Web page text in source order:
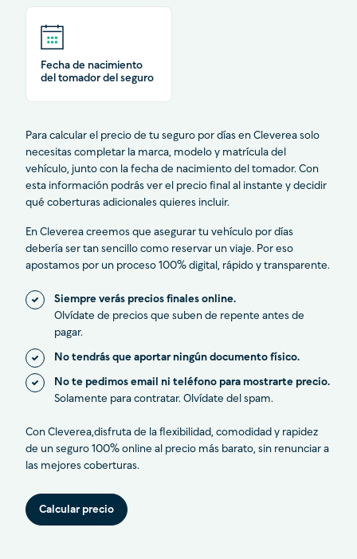
Fecha de nacimiento
del tomador del seguro
Para calcular el precio de tu seguro por días en Cleverea solo
necesitas completar la marca, modelo y matrícula del
vehículo, junto con la fecha de nacimiento del tomador. Con
esta información podrás ver el precio final al instante y decidir
qué coberturas adicionales quieres incluir.
En Cleverea creemos que asegurar tu vehículo por días
debería ser tan sencillo como reservar un viaje. Por eso
apostamos por un proceso 100% digital, rápido y transparente.
Siempre verás precios finales online.
Olvídate de precios que suben de repente antes de
pagar.
No tendrás que aportar ningún documento físico.
No te pedimos email ni teléfono para mostrarte precio.
Solamente para contratar. Olvídate del spam.
Con Cleverea,disfruta de la flexibilidad, comodidad y rapidez
de un seguro 100% online al precio más barato, sin renunciar a
las mejores coberturas.
Calcular precio